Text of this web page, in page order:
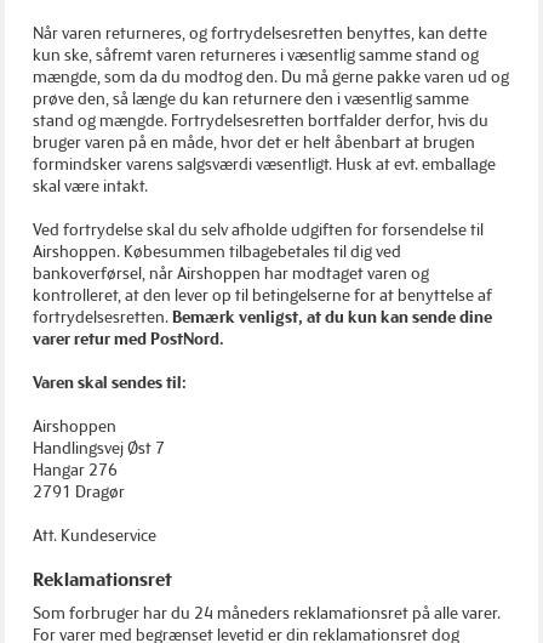
Når varen returneres, og fortrydelsesretten benyttes, kan dette
kun ske, såfremt varen returneres i væsentlig samme stand og
mængde, som da du modtog den. Du må gerne pakke varen ud og
prøve den, så længe du kan returnere den i væsentlig samme
stand og mængde. Fortrydelsesretten bortfalder derfor, hvis du
bruger varen på en måde, hvor det er helt åbenbart at brugen
formindsker varens salgsværdi væsentligt. Husk at evt. emballage
skal være intakt.
Ved fortrydelse skal du selv afholde udgiften for forsendelse til
Airshoppen. Købesummen tilbagebetales til dig ved
bankoverførsel, når Airshoppen har modtaget varen og
kontrolleret, at den lever op til betingelserne for at benyttelse af
fortrydelsesretten. Bemærk venligst, at du kun kan sende dine
varer retur med PostNord.
Varen skal sendes til:
Airshoppen
Handlingsvej Øst 7
Hangar 276
2791 Dragør
Att. Kundeservice
Reklamationsret
Som forbruger har du 24 måneders reklamationsret på alle varer.
For varer med begrænset levetid er din reklamationsret dog